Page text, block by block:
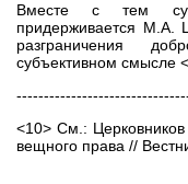
Вместе с тем
придерживается М.А.
разграничения
субъективном смысле
<10> См.:
вещного права //